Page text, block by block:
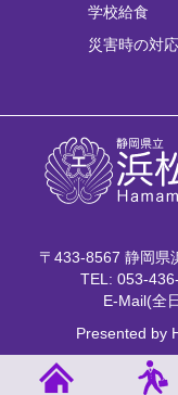
学校給食
災害時の対応
〒433-8567 静岡県
TEL: 053-
E-Mail(全
Presented by